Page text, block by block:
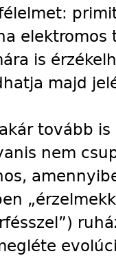
is
majd
tovább
nem